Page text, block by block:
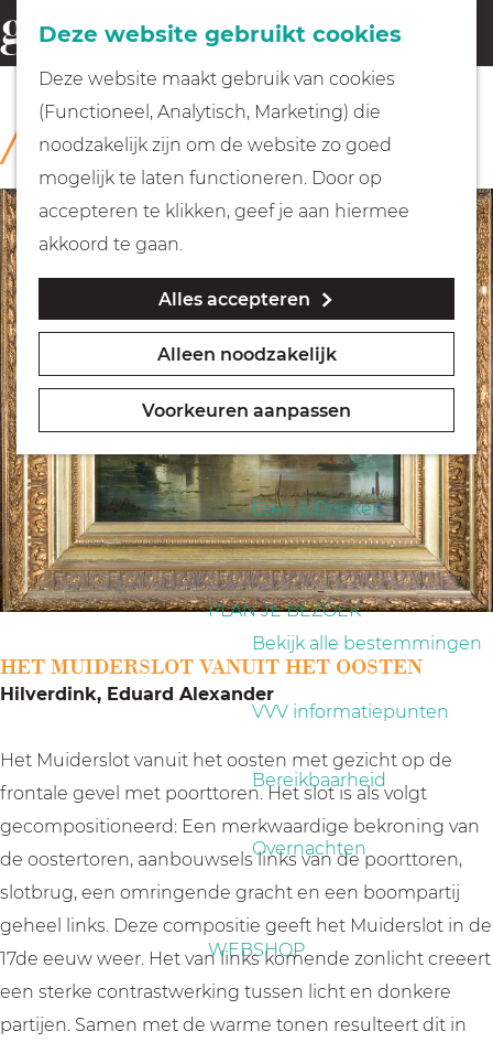
Deze website gebruikt cookies
Deze website maakt gebruik van cookies
(Functioneel, Analytisch, Marketing) die
noodzakelijk zijn om de website zo goed
mogelijk te laten functioneren. Door op
accepteren te klikken, geef je aan hiermee
akkoord te gaan.
Alles accepteren
Alleen noodzakelijk
Voorkeuren aanpassen
G
a
a
r
d
e
h
o
m
e
p
a
g
e
Fietsen
Wandelen
Geocachen
Naar het museum
Eten & Drinken
PLAN JE BEZOEK
Bekijk alle bestemmingen
VVV informatiepunten
Bereikbaarheid
Overnachten
WEBSHOP
o
e
k
e
n
COLLECTIE
Rijksmuseum Muiderslot
HET MUIDERSLOT VANUIT HET OOSTEN
Hilverdink, Eduard Alexander
Het Muiderslot vanuit het oosten met gezicht op de
frontale gevel met poorttoren. Het slot is als volgt
gecompositioneerd: Een merkwaardige bekroning van
de oostertoren, aanbouwsels links van de poorttoren,
slotbrug, een omringende gracht en een boompartij
geheel links. Deze compositie geeft het Muiderslot in de
17de eeuw weer. Het van links komende zonlicht creeert
een sterke contrastwerking tussen licht en donkere
partijen. Samen met de warme tonen resulteert dit in